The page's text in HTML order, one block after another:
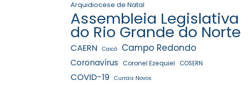
Arquidiocese de Natal
Assembleia Legislativa
do Rio Grande do Norte
CAERN Caicó Campo Redondo
Coronavírus Coronel Ezequiel COSERN
COVID-19 Currais Novos